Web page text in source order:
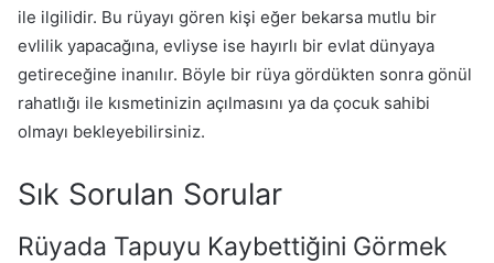
ile ilgilidir. Bu rüyayı gören kişi eğer bekarsa mutlu bir
evlilik yapacağına, evliyse ise hayırlı bir evlat dünyaya
getireceğine inanılır. Böyle bir rüya gördükten sonra gönül
rahatlığı ile kısmetinizin açılmasını ya da çocuk sahibi
olmayı bekleyebilirsiniz.
Sık Sorulan Sorular
Rüyada Tapuyu Kaybettiğini Görmek